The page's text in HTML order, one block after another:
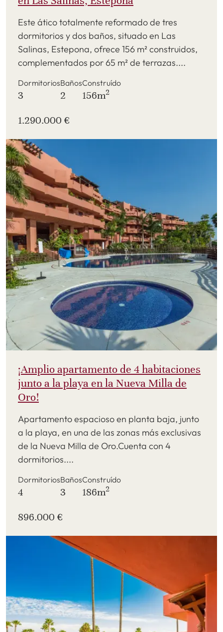
Este ático totalmente reformado de tres
dormitorios y dos baños, situado en Las
Salinas, Estepona, ofrece 156 m² construidos,
complementados por 65 m² de terrazas....
Dormitorios
3
Baños
2
Construído
156m2
1.290.000 €
¡Amplio apartamento de 4 habitaciones
junto a la playa en la Nueva Milla de
Oro!
Apartamento espacioso en planta baja, junto
a la playa, en una de las zonas más exclusivas
de la Nueva Milla de Oro.Cuenta con 4
dormitorios....
Dormitorios
4
Baños
3
Construído
186m2
896.000 €